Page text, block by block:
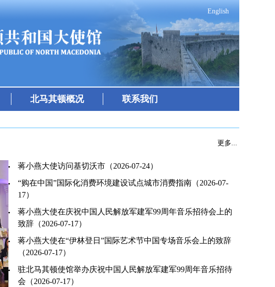
English
北马其顿概况 联系我们
更多...
蒋小燕大使访问基切沃市（2026-07-24）
“购在中国”国际化消费环境建设试点城市消费指南（2026-07-
17）
蒋小燕大使在庆祝中国人民解放军建军99周年音乐招待会上的
致辞（2026-07-17）
蒋小燕大使在“伊林登日”国际艺术节中国专场音乐会上的致辞
（2026-07-17）
驻北马其顿使馆举办庆祝中国人民解放军建军99周年音乐招待
会（2026-07-17）